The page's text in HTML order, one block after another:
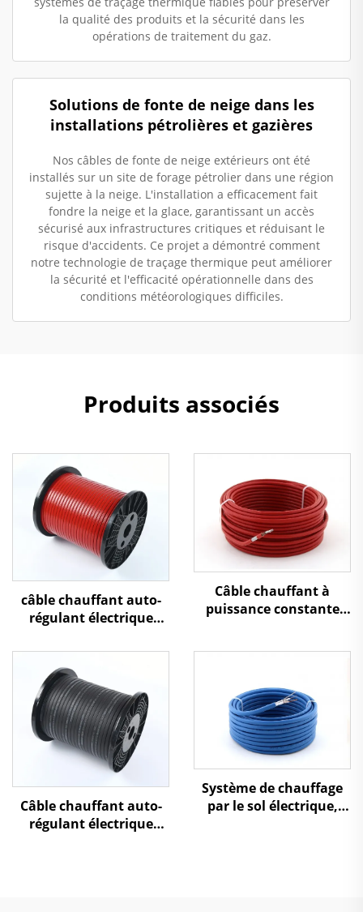
la qualité des produits et la sécurité dans les
opérations de traitement du gaz.
Solutions de fonte de neige dans les
installations pétrolières et gazières
Nos câbles de fonte de neige extérieurs ont été
installés sur un site de forage pétrolier dans une région
sujette à la neige. L'installation a efficacement fait
fondre la neige et la glace, garantissant un accès
sécurisé aux infrastructures critiques et réduisant le
risque d'accidents. Ce projet a démontré comment
notre technologie de traçage thermique peut améliorer
la sécurité et l'efficacité opérationnelle dans des
conditions météorologiques difficiles.
Produits associés
câble chauffant auto-
régulant électrique
120℃/200℃ XBR
Câble chauffant à
puissance constante
Câble chauffant auto-
régulant électrique
Système de chauffage
par le sol électrique,